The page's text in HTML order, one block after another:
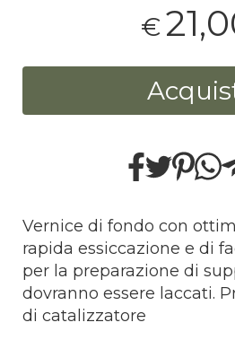
€
Vernice di fondo con
rapida essiccazione e di
per la preparazione di
dovranno essere laccati.
di catalizzatore